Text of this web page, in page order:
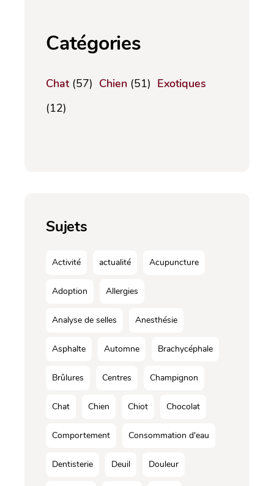
Catégories
Chat(57) Chien (51) Exotiques
(12)
Sujets
Activité actualité Acupuncture
Adoption Allergies
Analyse de selles Anesthésie
Asphalte Automne Brachycéphale
Brûlures Centres Champignon
Chat Chien Chiot Chocolat
Comportement Consommation d'eau
Dentisterie Deuil Douleur